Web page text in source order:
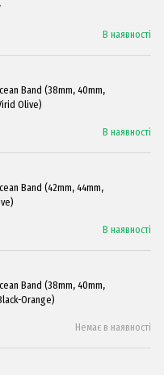
В наявності
Band (38mm, 40mm,
Olive)
В наявності
Band (42mm, 44mm,
В наявності
Band (38mm, 40mm,
Orange)
Немає в наявності